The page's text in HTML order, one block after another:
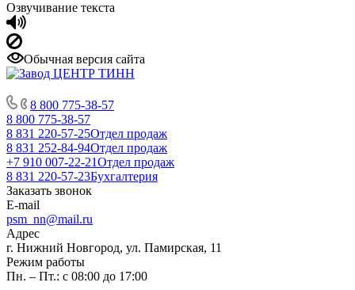
Озвучивание текста
Обычная версия сайта
8 800 775-38-57
8 800 775-38-57
8 831 220-57-25Отдел продаж
8 831 252-84-94Отдел продаж
+7 910 007-22-21Отдел продаж
8 831 220-57-23Бухгалтерия
Заказать звонок
E-mail
psm_nn@mail.ru
Адрес
г. Нижний Новгород, ул. Памирская, 11
Режим работы
Пн. – Пт.: с 08:00 до 17:00